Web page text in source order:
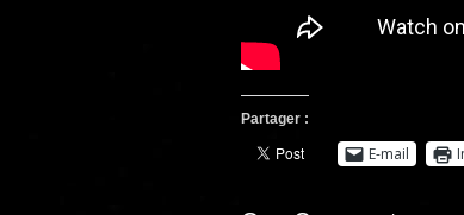
Partager :
E-mail